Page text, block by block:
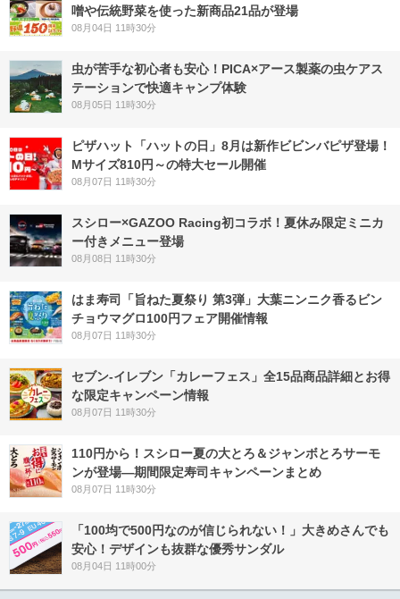
噌や伝統野菜を使った新商品21品が登場
08月04日 11時30分
虫が苦手な初心者も安心！PICA×アース製薬の虫ケアス
テーションで快適キャンプ体験
08月05日 11時30分
ピザハット「ハットの日」8月は新作ビビンバピザ登場！
Mサイズ810円～の特大セール開催
08月07日 11時30分
スシロー×GAZOO Racing初コラボ！夏休み限定ミニカ
ー付きメニュー登場
08月08日 11時30分
はま寿司「旨ねた夏祭り 第3弾」大葉ニンニク香るビン
チョウマグロ100円フェア開催情報
08月07日 11時30分
セブン‐イレブン「カレーフェス」全15品商品詳細とお得
な限定キャンペーン情報
08月07日 11時30分
110円から！スシロー夏の大とろ＆ジャンボとろサーモ
ンが登場―期間限定寿司キャンペーンまとめ
08月07日 11時30分
「100均で500円なのが信じられない！」大きめさんでも
安心！デザインも抜群な優秀サンダル
08月04日 11時00分